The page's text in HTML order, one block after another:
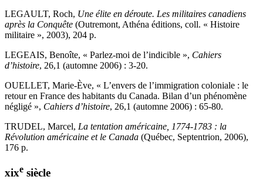
LEGAULT, Roch, Une élite en déroute. Les militaires canadiens
après la Conquête (Outremont, Athéna éditions, coll. « Histoire
militaire », 2003), 204 p.
LEGEAIS, Benoîte, « Parlez-moi de l’indicible », Cahiers
d’histoire, 26,1 (automne 2006) : 3-20.
OUELLET, Marie-Ève, « L’envers de l’immigration coloniale : le
retour en France des habitants du Canada. Bilan d’un phénomène
négligé », Cahiers d’histoire, 26,1 (automne 2006) : 65-80.
TRUDEL, Marcel, La tentation américaine, 1774-1783 : la
Révolution américaine et le Canada (Québec, Septentrion, 2006),
176 p.
xixe siècle